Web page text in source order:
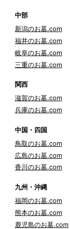
中部
新潟のお墓.com
福井のお墓.com
岐阜のお墓.com
三重のお墓.com
関西
滋賀のお墓.com
兵庫のお墓.com
中国・四国
鳥取のお墓.com
広島のお墓.com
香川のお墓.com
九州・沖縄
福岡のお墓.com
熊本のお墓.com
鹿児島のお墓.com